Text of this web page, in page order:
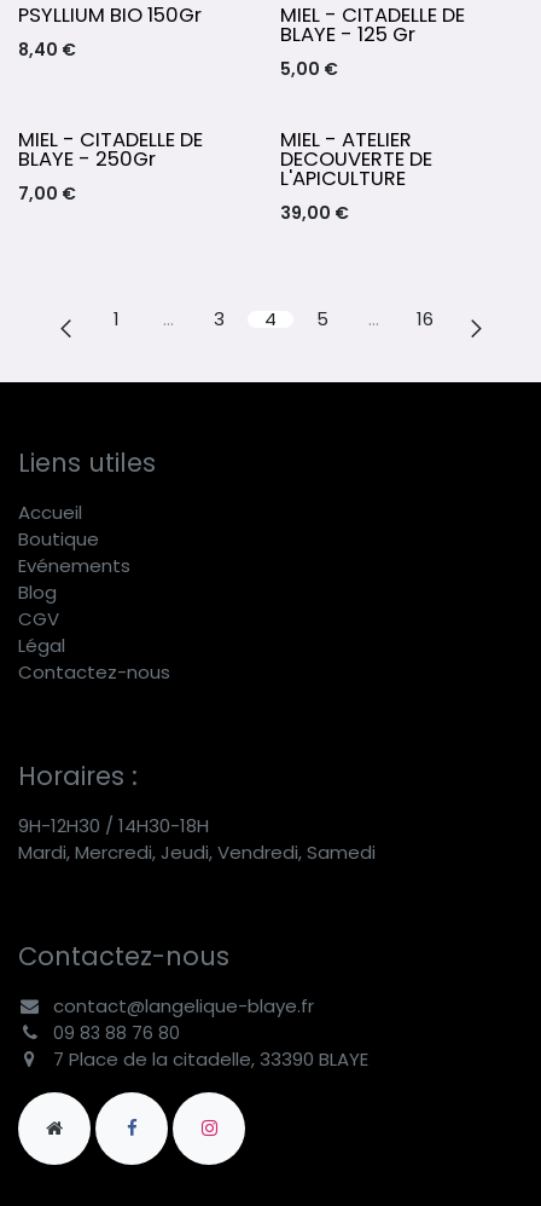
PSYLLIUM BIO 150Gr
8,40 €
MIEL - CITADELLE DE
BLAYE - 125 Gr
5,00 €
MIEL - CITADELLE DE
BLAYE - 250Gr
7,00 €
MIEL - ATELIER
DECOUVERTE DE
L'APICULTURE
39,00 €
1 … 3 4 5 … 16
Liens utiles
Accueil
Boutique
Evénements
Blog
CGV
Légal
Contactez-nous
Horaires :
9H-12H30 / 14H30-18H
Mardi, Mercredi, Jeudi, Vendredi, Samedi
Contactez-nous
contact@langelique-blaye.fr
09 83 88 76 80
7 Place de la citadelle, 33390 BLAYE